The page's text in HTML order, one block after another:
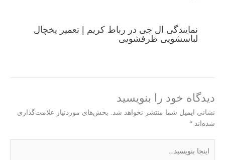
نمایندگی ال جی در رباط کریم | تعمیر یخچال
لباسشویی ظرفشویی
دیدگاه‌ خود را بنویسید
نشانی ایمیل شما منتشر نخواهد شد.
بخش‌های موردنیاز علامت‌گذاری
شده‌اند *
بنویسید…